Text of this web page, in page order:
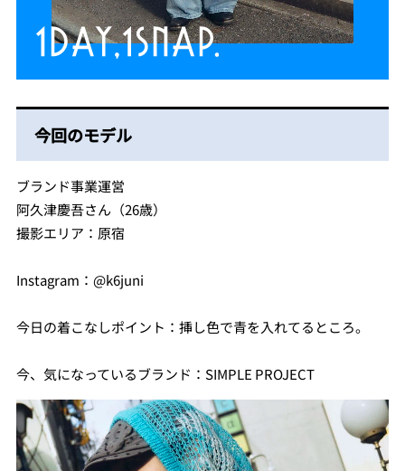
今回のモデル
ブランド事業運営
阿久津慶吾さん（26歳）
撮影エリア：原宿
Instagram：@k6juni
今日の着こなしポイント：挿し色で青を入れてるところ。
今、気になっているブランド：SIMPLE PROJECT